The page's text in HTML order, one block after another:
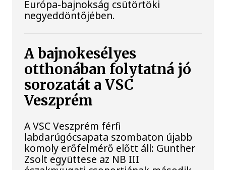
Európa-bajnokság csütörtöki
negyeddöntőjében.
A bajnokesélyes
otthonában folytatná jó
sorozatát a VSC
Veszprém
A VSC Veszprém férfi
labdarúgócsapata szombaton újabb
komoly erőfelmérő előtt áll: Gunther
Zsolt együttese az NB III